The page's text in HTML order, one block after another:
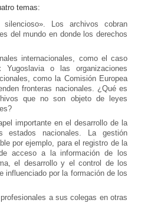
temas:
Los archivos cobran
del mundo en donde los derechos
internacionales, como el caso
o las organizaciones
como la Comisión Europea
fronteras nacionales. ¿Qué es
que no son objeto de leyes
importante en el desarrollo de la
estados nacionales. La gestión
por ejemplo, para el registro de la
acceso a la información de los
el desarrollo y el control de los
influenciado por la formación de los
a sus colegas en otras